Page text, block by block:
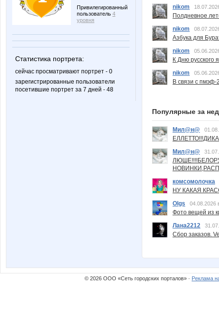
Привилегированный
пользователь 4
уровня
Статистика портрета:
сейчас просматривают портрет - 0
зарегистрированные пользователи
посетившие портрет за 7 дней - 48
nikom
Полдневное
nikom
Азбука для
nikom
К Дню русского
nikom
В связи с пмэф-
Популярные за
Мил@н@
Мил@н@
комсомолочка
НУ КАКАЯ
Olgs
04.08.2026
Фото вещей из
Лана2212
Сбор заказов.
© 2026 ООО «Сеть городских порталов» · Реклама